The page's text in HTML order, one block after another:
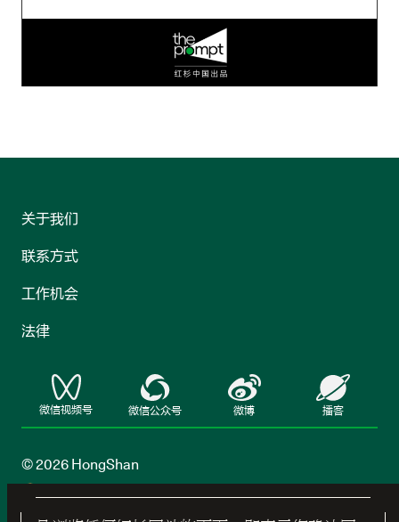
关于我们
联系方式
工作机会
法律
微信视频号 微信公众号 微博 播客
© 2026 HongShan
2022009854号-2